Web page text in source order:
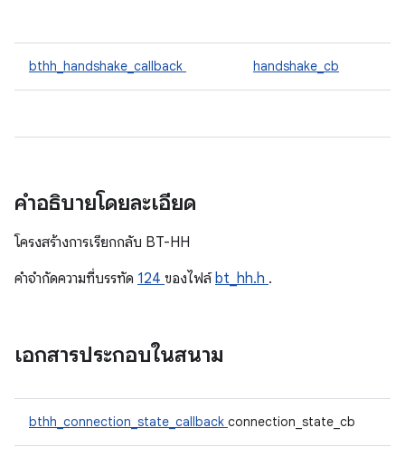
bthh_handshake_callback handshake_cb
คำอธิบายโดยละเอียด
โครงสร้างการเรียกกลับ BT-HH
คําจํากัดความที่บรรทัด 124 ของไฟล์bt_hh.h .
เอกสารประกอบในสนาม
bthh_connection_state_callback connection_state_cb